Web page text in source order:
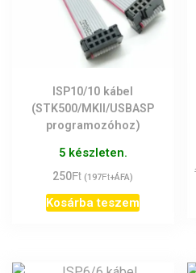
ISP10/10 kábel
(STK500/MKII/USBASP
programozóhoz)
5 készleten.
250Ft (197Ft+ÁFA)
Kosárba teszem